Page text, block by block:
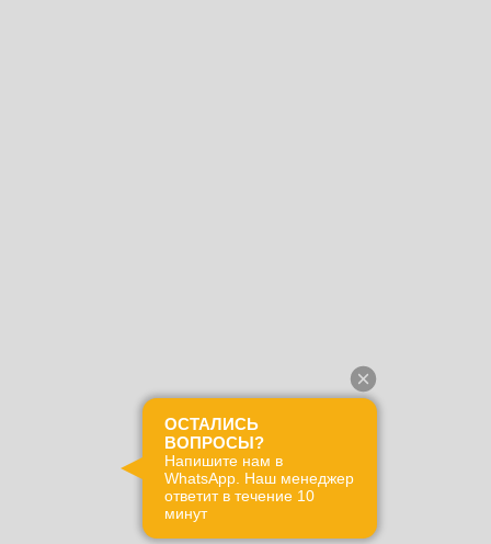
ОСТАЛИСЬ
ВОПРОСЫ?
Напишите нам в
WhatsApp. Наш менеджер
ответит в течение 10
минут